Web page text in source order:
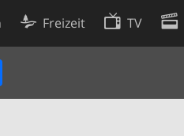
Freizeit TV